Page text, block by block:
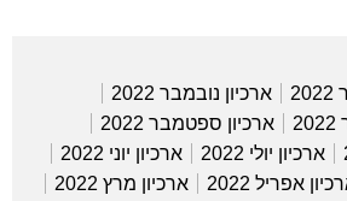
ארכיון נובמבר 2022
ארכיון ספטמבר 2022
ארכיון יולי 2022
ארכיון יוני 2022
אפריל 2022
ארכיון מרץ 2022